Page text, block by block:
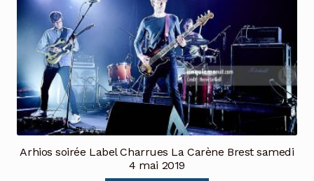
Arhios soirée Label Charrues La Carène Brest samedi
4 mai 2019